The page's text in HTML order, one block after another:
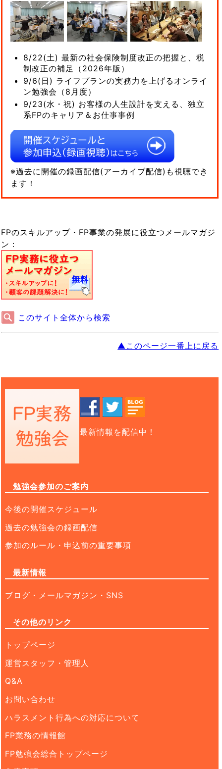
8/22(土) 最新の社会保険制度改正の把握と、税
制改正の補足（2026年版）
9/6(日) ライフプランの実務力を上げるオンライ
ン勉強会（8月度）
9/23(水・祝) お客様の人生設計を支える、独立
系FPのキャリア＆お仕事事例
※過去に開催の録画配信(アーカイブ配信)も視聴でき
ます！
FPのスキルアップ・FP事業の発展に役立つメールマガジ
ン：
このサイト全体から検索
▲このページ一番上に戻る
最新情報を配信中！
勉強会参加のご案内
今後の開催スケジュール
過去の勉強会の録画配信
参加のルール・申込前の重要事項
最新情報
ブログ・メールマガジン・SNS
その他のリンク
トップページ
運営スタッフ・管理人
Q&A
お問い合わせ
ハラスメント行為への対応について
FP業務の情報館
FP勉強会総合トップページ